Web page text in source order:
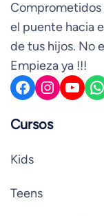
Comprometidos
el puente hacia
de tus hijos. No
Empieza ya !!!
Facebook Instagram YouTube WhatsApp
Cursos
Kids
Teens